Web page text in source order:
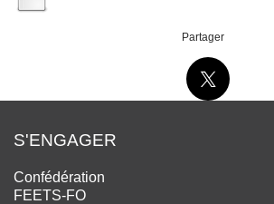
Partager
S'ENGAGER
Confédération
FEETS-FO